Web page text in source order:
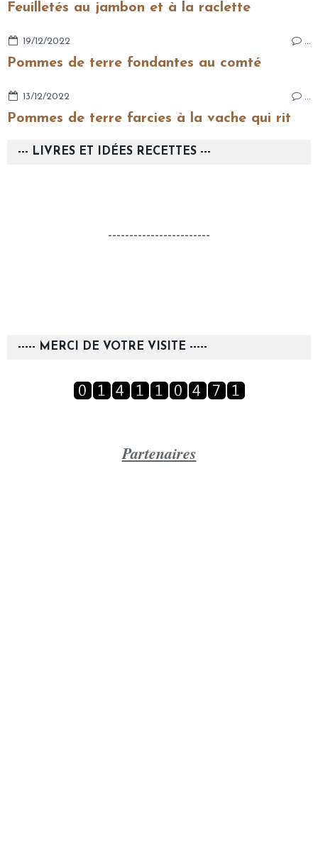
Feuilletés au jambon et à la raclette
19/12/2022 …
Pommes de terre fondantes au comté
13/12/2022 …
Pommes de terre farcies à la vache qui rit
--- LIVRES ET IDÉES RECETTES ---
------------------------
----- MERCI DE VOTRE VISITE -----
Partenaires